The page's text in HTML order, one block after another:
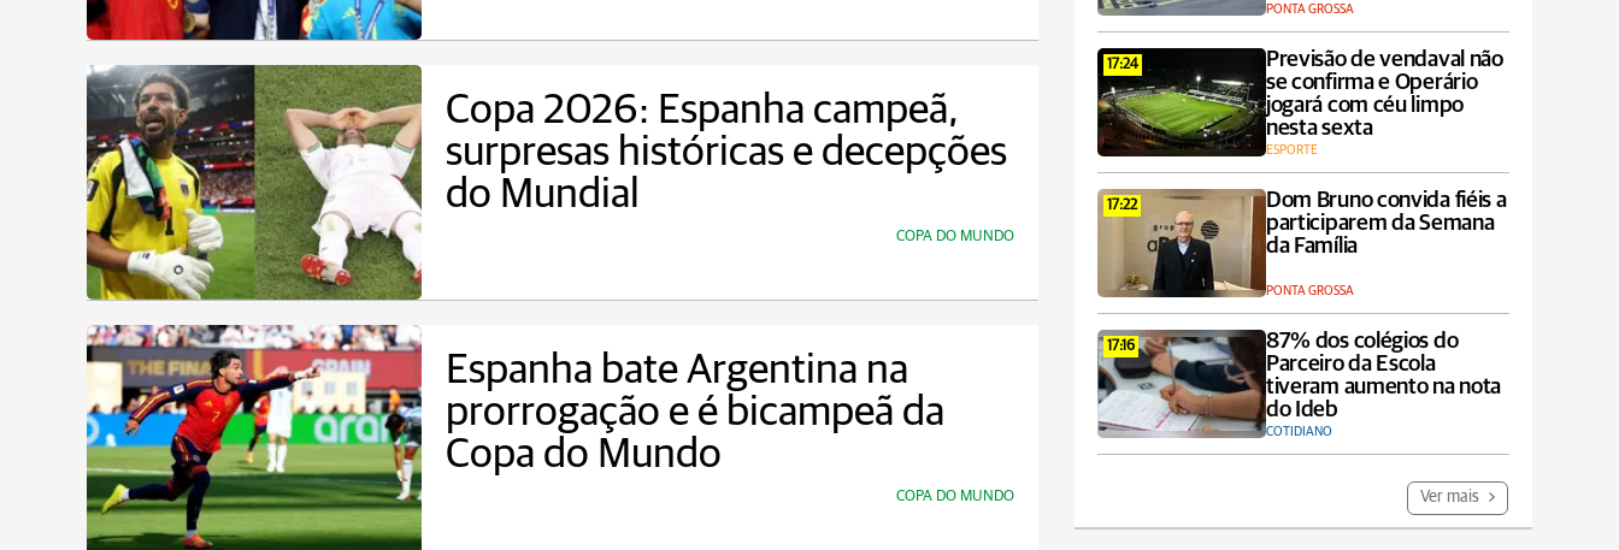
Copa 2026: Espanha campeã,
surpresas históricas e decepções
do Mundial
COPA DO MUNDO
Espanha bate Argentina na
prorrogação e é bicampeã da
Copa do Mundo
COPA DO MUNDO
PONTA GROSSA
17:24
Previsão de vendaval não
se confirma e Operário
jogará com céu limpo
nesta sexta
ESPORTE
17:22
Dom Bruno convida fiéis a
participarem da Semana
da Família
PONTA GROSSA
17:16
87% dos colégios do
Parceiro da Escola
tiveram aumento na nota
do Ideb
COTIDIANO
Ver mais